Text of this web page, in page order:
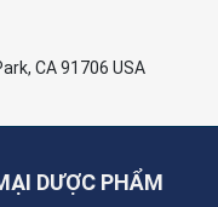
CA 91706 USA
DƯỢC PHẨM